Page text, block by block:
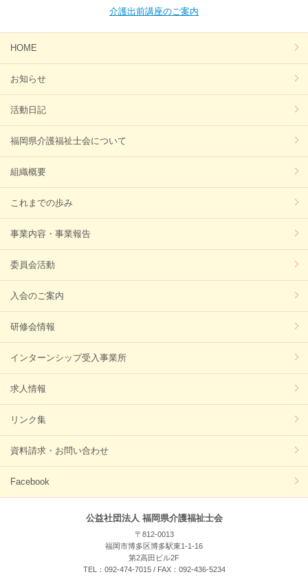
介護出前講座のご案内
HOME
お知らせ
活動日記
福岡県介護福祉士会について
組織概要
これまでの歩み
事業内容・事業報告
委員会活動
入会のご案内
研修会情報
インターンシップ受入事業所
求人情報
リンク集
資料請求・お問い合わせ
Facebook
公益社団法人 福岡県介護福祉士会
〒812-0013
福岡市博多区博多駅東1-1-16
第2高田ビル2F
TEL：092-474-7015 / FAX：092-436-5234